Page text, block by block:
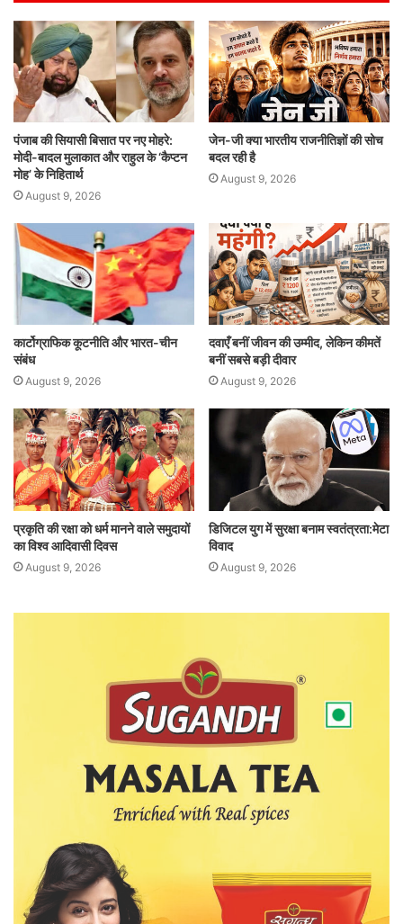
A
p
p
b
o
o
k
dI
n
पंजाब की सियासी बिसात पर नए मोहरे:
मोदी-बादल मुलाकात और राहुल के ‘कैप्टन
मोह’ के निहितार्थ
August 9, 2026
जेन-जी क्या भारतीय राजनीतिज्ञों की सोच
बदल रही है
August 9, 2026
कार्टोग्राफिक कूटनीति और भारत-चीन
संबंध
August 9, 2026
दवाएँ बनीं जीवन की उम्मीद, लेकिन कीमतें
बनीं सबसे बड़ी दीवार
August 9, 2026
प्रकृति की रक्षा को धर्म मानने वाले समुदायों
का विश्व आदिवासी दिवस
August 9, 2026
डिजिटल युग में सुरक्षा बनाम स्वतंत्रता:मेटा
विवाद
August 9, 2026